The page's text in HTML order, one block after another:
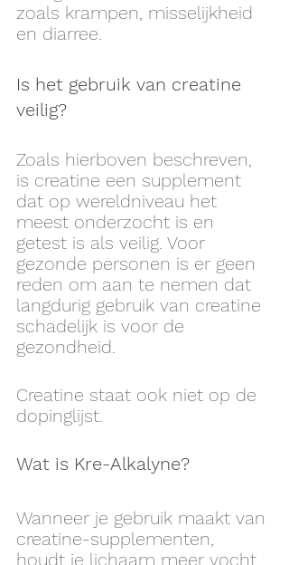
zoals krampen, misselijkheid
en diarree.
Is het gebruik van creatine
veilig?
Zoals hierboven beschreven,
is creatine een supplement
dat op wereldniveau het
meest onderzocht is en
getest is als veilig. Voor
gezonde personen is er geen
reden om aan te nemen dat
langdurig gebruik van creatine
schadelijk is voor de
gezondheid.
Creatine staat ook niet op de
dopinglijst.
Wat is Kre-Alkalyne?
Wanneer je gebruik maakt van
creatine-supplementen,
houdt je lichaam meer vocht